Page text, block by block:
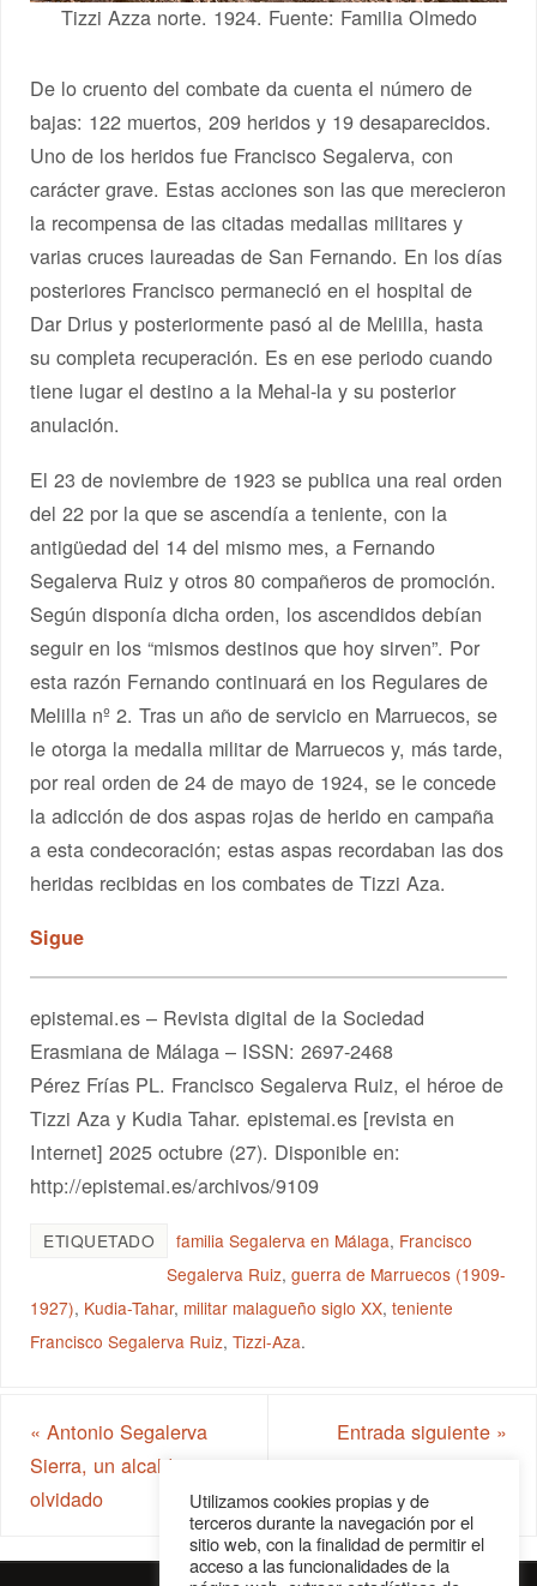
Tizzi Azza norte. 1924. Fuente: Familia Olmedo
De lo cruento del combate da cuenta el número de
bajas: 122 muertos, 209 heridos y 19 desaparecidos.
Uno de los heridos fue Francisco Segalerva, con
carácter grave. Estas acciones son las que merecieron
la recompensa de las citadas medallas militares y
varias cruces laureadas de San Fernando. En los días
posteriores Francisco permaneció en el hospital de
Dar Drius y posteriormente pasó al de Melilla, hasta
su completa recuperación. Es en ese periodo cuando
tiene lugar el destino a la Mehal-la y su posterior
anulación.
El 23 de noviembre de 1923 se publica una real orden
del 22 por la que se ascendía a teniente, con la
antigüedad del 14 del mismo mes, a Fernando
Segalerva Ruiz y otros 80 compañeros de promoción.
Según disponía dicha orden, los ascendidos debían
seguir en los “mismos destinos que hoy sirven”. Por
esta razón Fernando continuará en los Regulares de
Melilla nº 2. Tras un año de servicio en Marruecos, se
le otorga la medalla militar de Marruecos y, más tarde,
por real orden de 24 de mayo de 1924, se le concede
la adicción de dos aspas rojas de herido en campaña
a esta condecoración; estas aspas recordaban las dos
heridas recibidas en los combates de Tizzi Aza.
Sigue
epistemai.es – Revista digital de la Sociedad
Erasmiana de Málaga – ISSN: 2697-2468
Pérez Frías PL. Francisco Segalerva Ruiz, el héroe de
Tizzi Aza y Kudia Tahar. epistemai.es [revista en
Internet] 2025 octubre (27). Disponible en:
http://epistemai.es/archivos/9109
ETIQUETADO familia Segalerva en Málaga, Francisco
Segalerva Ruiz,guerra de Marruecos (1909-
1927), Kudia-Tahar, militar malagueño siglo XX,teniente
Francisco Segalerva Ruiz,Tizzi-Aza.
« Antonio Segalerva
Sierra, un alcalde
olvidado
Entrada siguiente »
Utilizamos cookies propias y de
terceros durante la navegación por el
sitio web, con la finalidad de permitir el
acceso a las funcionalidades de la